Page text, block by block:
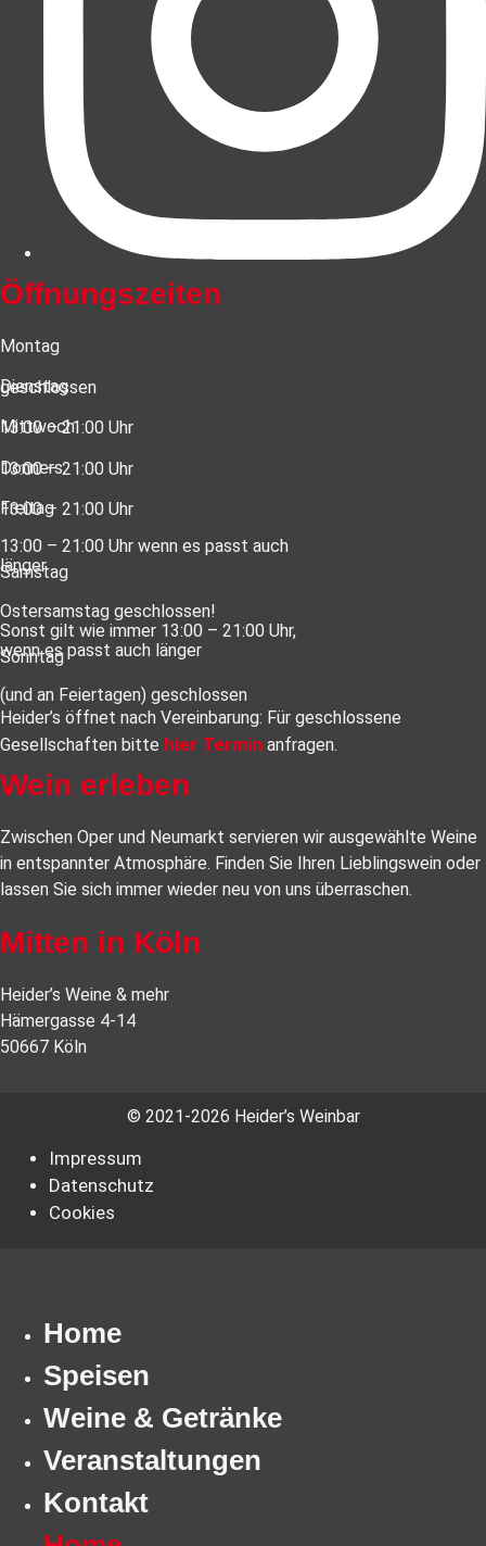
Öffnungszeiten
Montag
geschlossen
Dienstag
13:00 – 21:00 Uhr
Mittwoch
13:00 – 21:00 Uhr
Donners.
13:00 – 21:00 Uhr
Freitag
13:00 – 21:00 Uhr wenn es passt auch
länger
Samstag
Ostersamstag geschlossen!
Sonst gilt wie immer 13:00 – 21:00 Uhr,
wenn es passt auch länger
Sonntag
(und an Feiertagen) geschlossen
Heider’s öffnet nach Vereinbarung: Für geschlossene
Gesellschaften bitte hier Termin anfragen.
Wein erleben
Zwischen Oper und Neumarkt servieren wir ausgewählte Weine
in entspannter Atmosphäre. Finden Sie Ihren Lieblingswein oder
lassen Sie sich immer wieder neu von uns überraschen.
Mitten in Köln
Heider’s Weine & mehr
Hämergasse 4-14
50667 Köln
© 2021-2026 Heider’s Weinbar
Impressum
Datenschutz
Cookies
Home
Speisen
Weine & Getränke
Veranstaltungen
Kontakt